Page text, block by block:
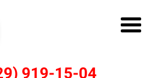
919-15-04